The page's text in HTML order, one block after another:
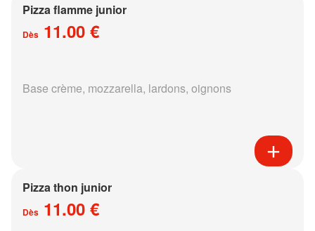
Pizza flamme junior
Dès 11.00 €
Base crème, mozzarella, lardons, oignons
Pizza thon junior
Dès 11.00 €